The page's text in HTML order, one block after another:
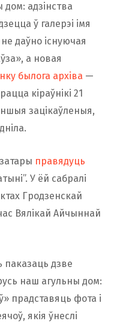
дом: адзінства
ў галерэі імя
даўно існуючая
а новая
былога архіва —
кіраўнікі 21
зацікаўленыя,
правядуць
У ёй сабралі
Гродзенскай
Вялікай Айчыннай
дзве
наш агульны дом:
прадставяць фота і
якія ўнеслі